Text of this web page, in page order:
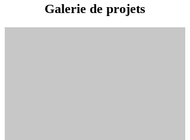
Galerie de projets